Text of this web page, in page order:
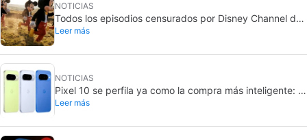
NOTICIAS
Todos los episodios censurados por Disney Channel de
sus series más queridas… con más o menos motivo
Leer más
NOTICIAS
Pixel 10 se perfila ya como la compra más inteligente: el
Pixel 11 subiría 100 dólares
Leer más